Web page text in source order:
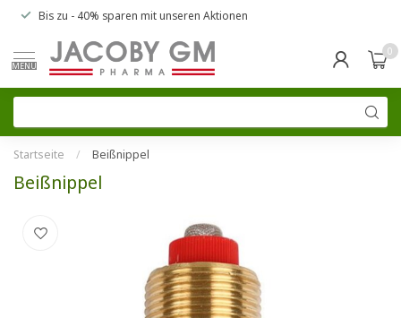
Bis zu - 40% sparen mit unseren Aktionen
MENU
0
Startseite / Beißnippel
Beißnippel